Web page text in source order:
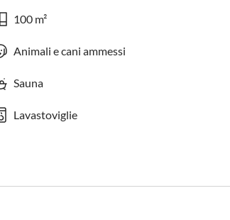
100 m²
Animali e cani ammessi
Sauna
Lavastoviglie